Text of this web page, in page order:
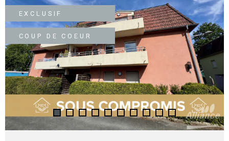
NOS
VENDUS
NOS
EXCLUSIF
COUP DE COEUR
Pièces
PIÈCES
RÉFÉRENCE
RECHERCHER